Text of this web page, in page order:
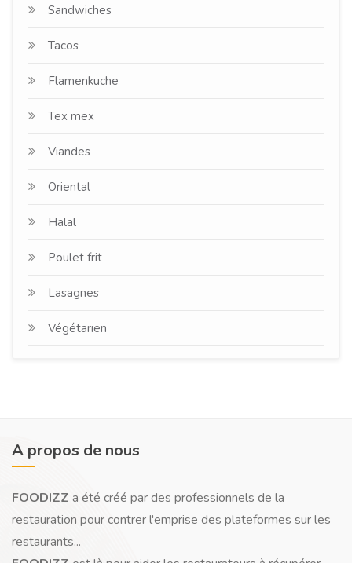
Sandwiches
Tacos
Flamenkuche
Tex mex
Viandes
Oriental
Halal
Poulet frit
Lasagnes
Végétarien
A propos de nous
FOODIZZ a été créé par des professionnels de la
restauration pour contrer l'emprise des plateformes sur les
restaurants...